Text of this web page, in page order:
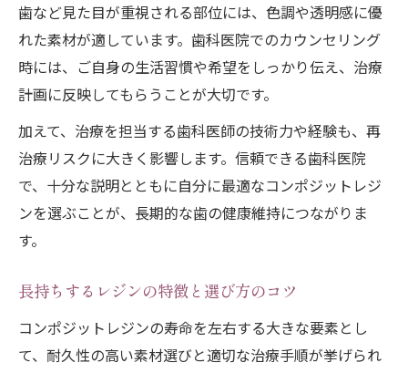
歯など見た目が重視される部位には、色調や透明感に優
れた素材が適しています。歯科医院でのカウンセリング
時には、ご自身の生活習慣や希望をしっかり伝え、治療
計画に反映してもらうことが大切です。
加えて、治療を担当する歯科医師の技術力や経験も、再
治療リスクに大きく影響します。信頼できる歯科医院
で、十分な説明とともに自分に最適なコンポジットレジ
ンを選ぶことが、長期的な歯の健康維持につながりま
す。
長持ちするレジンの特徴と選び方のコツ
コンポジットレジンの寿命を左右する大きな要素とし
て、耐久性の高い素材選びと適切な治療手順が挙げられ